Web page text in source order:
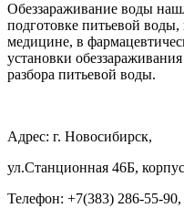
Обеззараживание воды
подготовке питьевой
медицине, в
установки
разбора питьевой воды.
Адрес: г. Новосибирск,
ул.Станционная 46Б,
Телефон: +7(383) 286-55-90,